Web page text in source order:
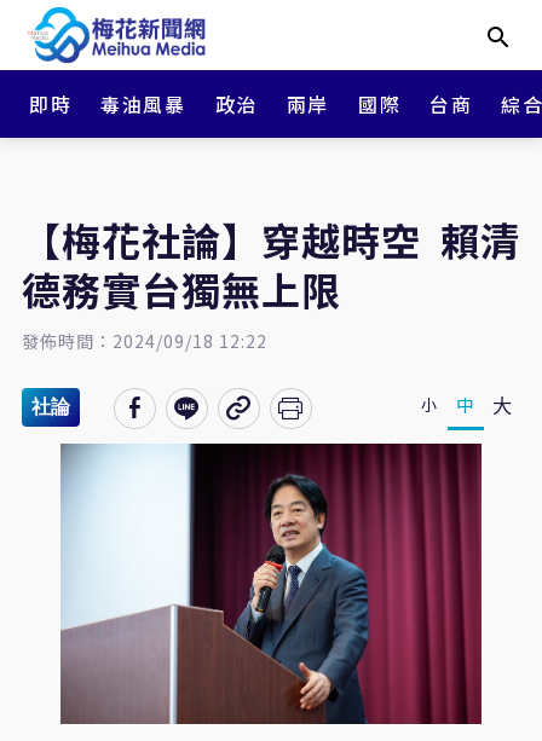
即時 毒油風暴 政治 兩岸 國際 台商 綜
【梅花社論】穿越時空 賴清
德務實台獨無上限
發佈時間：2024/09/18 12:22
社論 小 中 大